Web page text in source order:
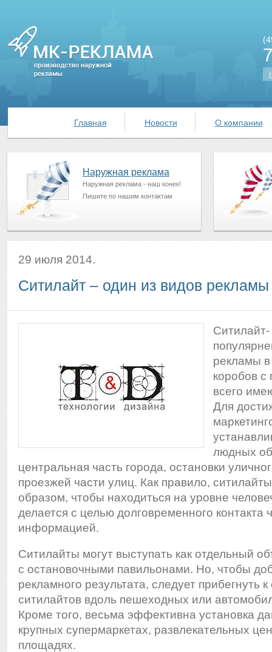
Главная Новости О компании
Наружная реклама
Наружная реклама - наш конек!
Пишите по нашим контактам
29 июля 2014.
Ситилайт – один из видов рекламы
рекламы
коробов с
всего
Для
людных
центральная часть города, остановки
проезжей части улиц. Как правило,
образом, чтобы находиться на уровне
делается с целью долговременного контакта
информацией.
Ситилайты могут выступать как отдельный
с остановочными павильонами. Но, чтобы
рекламного результата, следует прибегнуть
ситилайтов вдоль пешеходных или
Кроме того, весьма эффективна установка
крупных супермаркетах, развлекательных
площадях.